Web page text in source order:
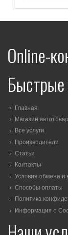
Online-
Главная
Магазин
Все услуги
Производители
Статьи
Контакты
Условия обмена и
Способы оплаты
Политика
Информация о